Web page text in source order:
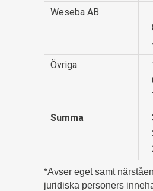
Weseba AB
Övriga
Summa
*Avser eget samt
juridiska personers